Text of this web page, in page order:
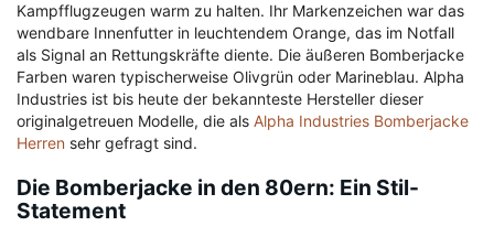
Kampfflugzeugen warm zu halten. Ihr Markenzeichen war das
wendbare Innenfutter in leuchtendem Orange, das im Notfall
als Signal an Rettungskräfte diente. Die äußeren Bomberjacke
Farben waren typischerweise Olivgrün oder Marineblau. Alpha
Industries ist bis heute der bekannteste Hersteller dieser
originalgetreuen Modelle, die als Alpha Industries Bomberjacke
Herren sehr gefragt sind.
Die Bomberjacke in den 80ern: Ein Stil-
Statement